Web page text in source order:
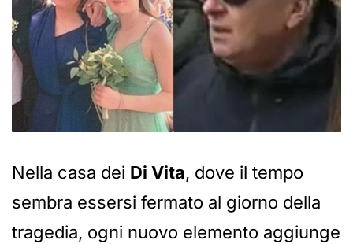
Nella casa dei Di Vita, dove il tempo
sembra essersi fermato al giorno della
tragedia, ogni nuovo elemento aggiunge